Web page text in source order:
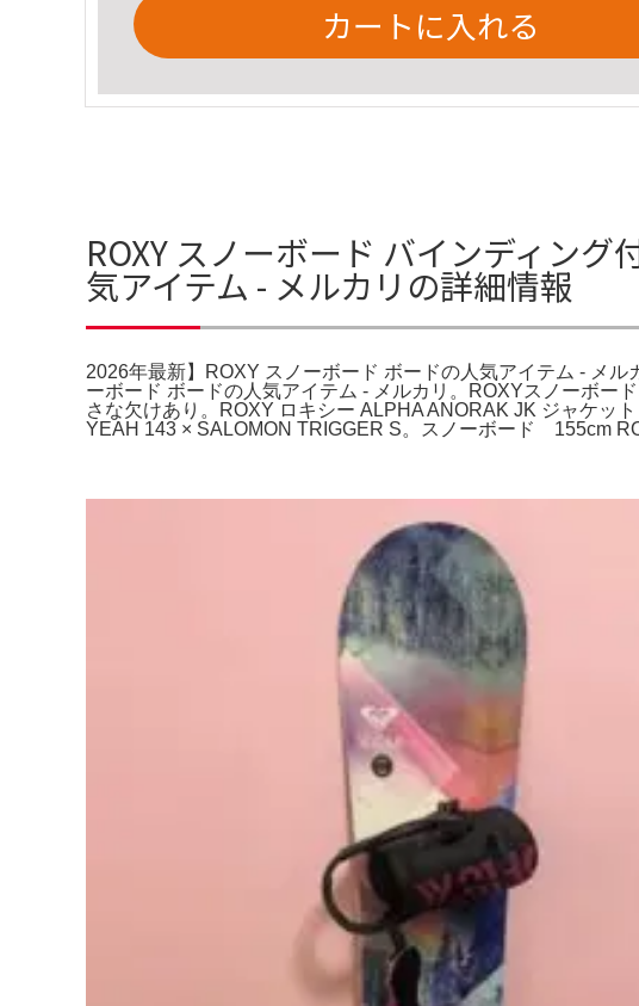
カートに入れる
ROXY スノーボード バインディン
気アイテム - メルカリの詳細情報
2026年最新】ROXY スノーボード ボードの人気アイテム - メ
ーボード ボードの人気アイテム - メルカリ。ROXYスノーボ
さな欠けあり。ROXY ロキシー ALPHA ANORAK JK ジャケッ
YEAH 143 × SALOMON TRIGGER S。スノーボード 155cm